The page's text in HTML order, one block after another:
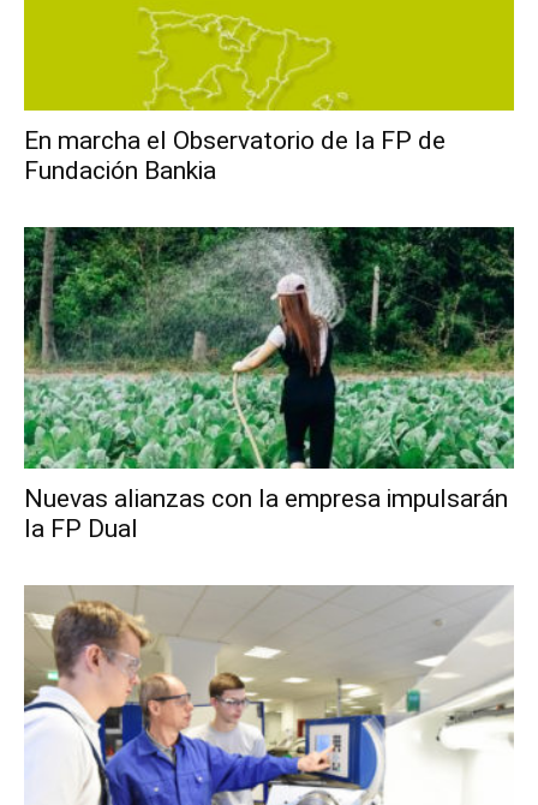
En marcha el Observatorio de la FP de
Fundación Bankia
Nuevas alianzas con la empresa impulsarán
la FP Dual